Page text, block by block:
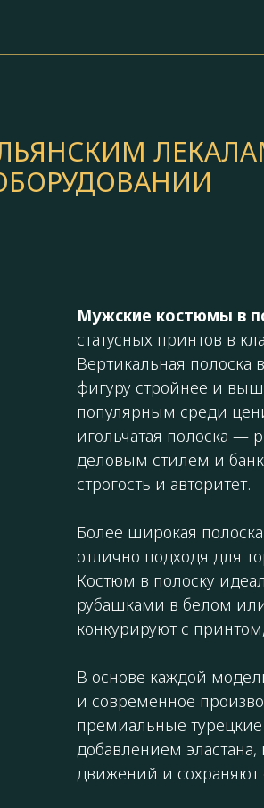
Мужские костюмы в
статусных принтов в
Вертикальная полоска
фигуру стройнее и
популярным среди
игольчатая полоска —
деловым стилем и
строгость и авторитет.
Более широкая
отлично подходя для
Костюм в полоску
рубашками в белом
конкурируют с
В основе каждой
и современное
премиальные
добавлением
движений и